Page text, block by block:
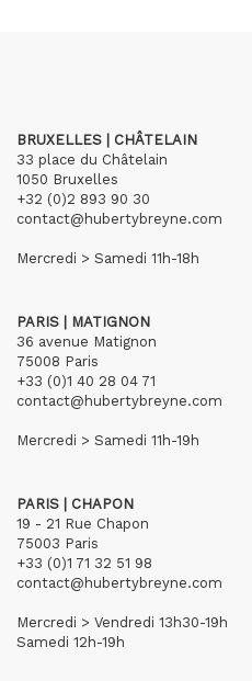
BRUXELLES | CHÂTELAIN
33 place du Châtelain
1050 Bruxelles
+32 (0)2 893 90 30
contact@hubertybreyne.com
Mercredi > Samedi 11h-18h
PARIS | MATIGNON
36 avenue Matignon
75008 Paris
+33 (0)1 40 28 04 71
contact@hubertybreyne.com
Mercredi > Samedi 11h-19h
PARIS | CHAPON
19 - 21 Rue Chapon
75003 Paris
+33 (0)1 71 32 51 98
contact@hubertybreyne.com
Mercredi > Vendredi 13h30-19h
Samedi 12h-19h